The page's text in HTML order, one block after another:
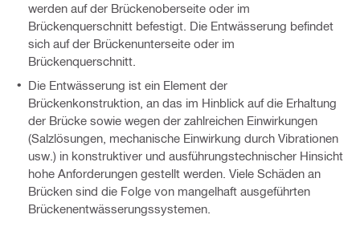
werden auf der Brückenoberseite oder im
Brückenquerschnitt befestigt. Die Entwässerung befindet
sich auf der Brückenunterseite oder im
Brückenquerschnitt.
Die Entwässerung ist ein Element der
Brückenkonstruktion, an das im Hinblick auf die Erhaltung
der Brücke sowie wegen der zahlreichen Einwirkungen
(Salzlösungen, mechanische Einwirkung durch Vibrationen
usw.) in konstruktiver und ausführungstechnischer Hinsicht
hohe Anforderungen gestellt werden. Viele Schäden an
Brücken sind die Folge von mangelhaft ausgeführten
Brückenentwässerungssystemen.